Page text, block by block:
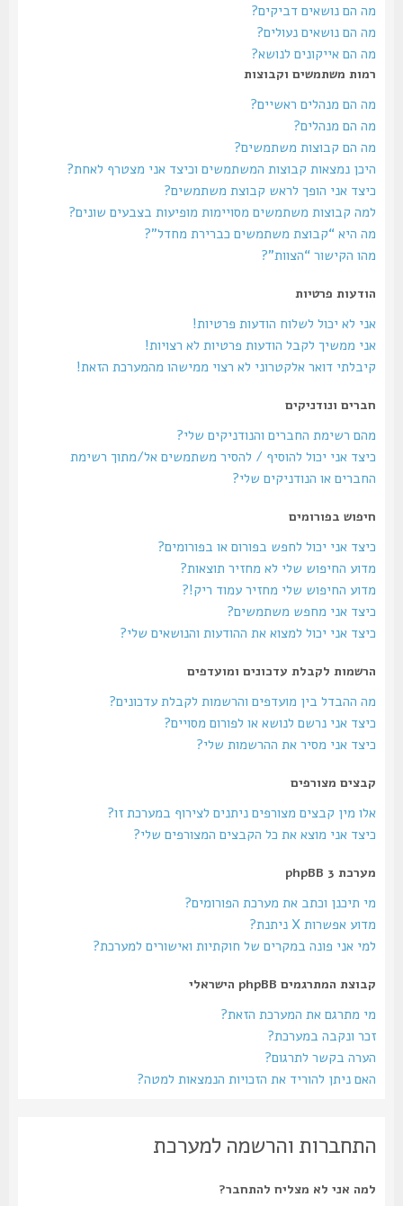
מה הם נושאים דביקים?
מה הם נושאים נעולים?
מה הם אייקונים לנושא?
רמות משתמשים וקבוצות
מה הם מנהלים ראשיים?
מה הם מנהלים?
מה הם קבוצות משתמשים?
היכן נמצאות קבוצות המשתמשים וכיצד אני מצטרף לאחת?
כיצד אני הופך לראש קבוצת משתמשים?
למה קבוצות משתמשים מסויימות מופיעות בצבעים שונים?
מה היא “קבוצת משתמשים כברירת מחדל”?
מהו הקישור “הצוות”?
הודעות פרטיות
אני לא יכול לשלוח הודעות פרטיות!
אני ממשיך לקבל הודעות פרטיות לא רצויות!
קיבלתי דואר אלקטרוני לא רצוי ממישהו מהמערכת הזאת!
חברים ונודניקים
מהם רשימת החברים והנודניקים שלי?
כיצד אני יכול להוסיף / להסיר משתמשים אל/מתוך רשימת
החברים או הנודניקים שלי?
חיפוש בפורומים
כיצד אני יכול לחפש בפורום או בפורומים?
מדוע החיפוש שלי לא מחזיר תוצאות?
מדוע החיפוש שלי מחזיר עמוד ריק!?
כיצד אני מחפש משתמשים?
כיצד אני יכול למצוא את ההודעות והנושאים שלי?
הרשמות לקבלת עדכונים ומועדפים
מה ההבדל בין מועדפים והרשמות לקבלת עדכונים?
כיצד אני נרשם לנושא או לפורום מסויים?
כיצד אני מסיר את ההרשמות שלי?
קבצים מצורפים
אלו מין קבצים מצורפים ניתנים לצירוף במערכת זו?
כיצד אני מוצא את כל הקבצים המצורפים שלי?
מערכת phpBB 3
מי תיכנן וכתב את מערכת הפורומים?
מדוע אפשרות X ניתנת?
למי אני פונה במקרים של חוקתיות ואישורים למערכת?
קבוצת המתרגמים phpBB הישראלי
מי מתרגם את המערכת הזאת?
זכר ונקבה במערכת?
הערה בקשר לתרגום?
האם ניתן להוריד את הזכויות הנמצאות למטה?
התחברות והרשמה למערכת
למה אני לא מצליח להתחבר?